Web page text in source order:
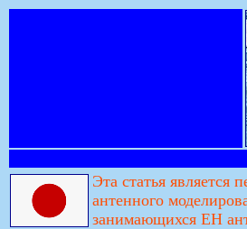
Эта статья
антенного
занимающихся ЕН